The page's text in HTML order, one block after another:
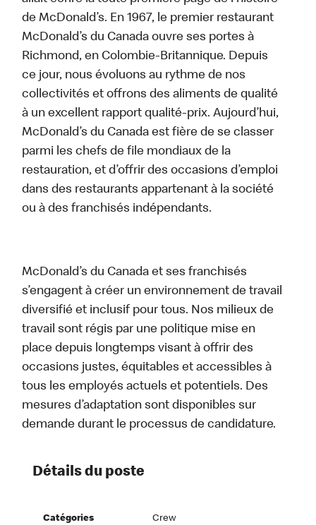
de McDonald’s. En 1967, le premier restaurant
McDonald’s du Canada ouvre ses portes à
Richmond, en Colombie-Britannique. Depuis
ce jour, nous évoluons au rythme de nos
collectivités et offrons des aliments de qualité
à un excellent rapport qualité-prix. Aujourd’hui,
McDonald’s du Canada est fière de se classer
parmi les chefs de file mondiaux de la
restauration, et d’offrir des occasions d’emploi
dans des restaurants appartenant à la société
ou à des franchisés indépendants.
McDonald’s du Canada et ses franchisés
s’engagent à créer un environnement de travail
diversifié et inclusif pour tous. Nos milieux de
travail sont régis par une politique mise en
place depuis longtemps visant à offrir des
occasions justes, équitables et accessibles à
tous les employés actuels et potentiels. Des
mesures d’adaptation sont disponibles sur
demande durant le processus de candidature.
Détails du poste
Catégories Crew